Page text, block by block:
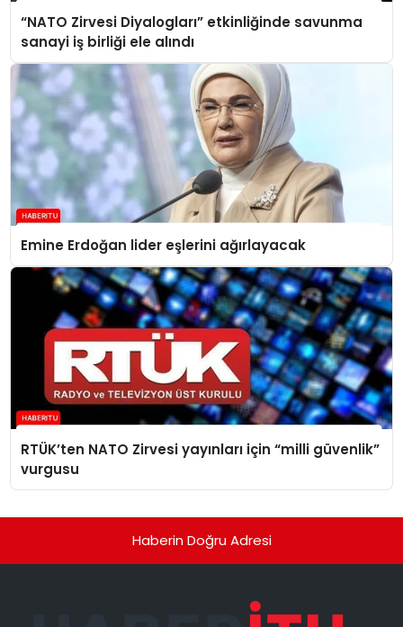
“NATO Zirvesi Diyalogları” etkinliğinde savunma
sanayi iş birliği ele alındı
Emine Erdoğan lider eşlerini ağırlayacak
RTÜK’ten NATO Zirvesi yayınları için “milli güvenlik”
vurgusu
Haberin Doğru Adresi